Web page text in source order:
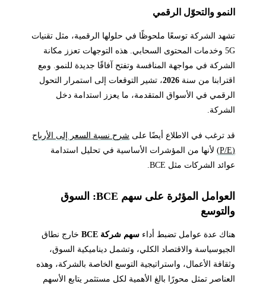
النمو والتحوّل الرقمي
تشهد الشركة توسعًا ملحوظًا في حلولها الرقمية، مثل تقنيات
5G وخدمات المحتوى السحابي. هذه التوجهات تعزز مكانة
الشركة في مواجهة المنافسة وتفتح آفاقًا جديدة للنمو. ومع
اقترابنا من سنة 2026، تشير التوقعات إلى استمرار التحول
الرقمي في الأسواق المتقدمة، ما يعزز استدامة دخل
الشركة.
قد ترغب في الاطلاع أيضًا على شرح نسبة السعر إلى الأرباح
لأنها من المؤشرات الأساسية في تحليل استدامة
عوائد الشركات مثل BCE.
العوامل المؤثرة على سهم BCE: السوق
والتوسع
هناك عدة عوامل تضبط أداء سهم شركة BCE
خارج نطاق
الجيوسياسة والاقتصاد الكلي، وتشمل ديناميكية السوق،
وثقافة الأعمال، واستراتيجية التوسع الخاصة بالشركة، وهذه
العناصر تمثل محورًا بالغ الأهمية لكل مستثمر يتابع الأسهم